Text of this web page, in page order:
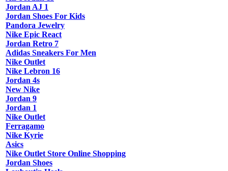
Jordan AJ 1
Jordan Shoes For Kids
Pandora Jewelry
Nike Epic React
Jordan Retro 7
Adidas Sneakers For Men
Nike Outlet
Nike Lebron 16
Jordan 4s
New Nike
Jordan 9
Jordan 1
Nike Outlet
Ferragamo
Nike Kyrie
Asics
Nike Outlet Store Online Shopping
Jordan Shoes